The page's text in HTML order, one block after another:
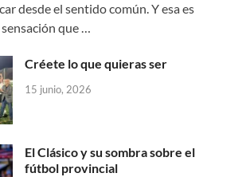
desde el sentido común. Y esa es
que …
Créete lo que quieras ser
15 junio, 2026
El Clásico y su sombra sobre el
fútbol provincial